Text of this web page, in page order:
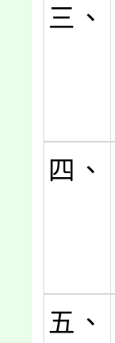
三、
四、
五、